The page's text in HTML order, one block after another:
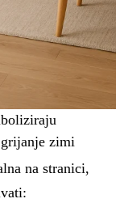
zimi
na stranici,